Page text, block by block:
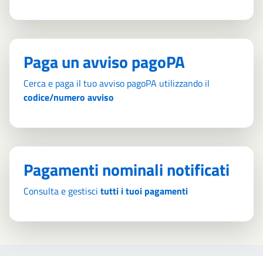
Paga un avviso pagoPA
Cerca e paga il tuo avviso pagoPA utilizzando il
codice/numero avviso
Pagamenti nominali notificati
Consulta e gestisci tutti i tuoi pagamenti